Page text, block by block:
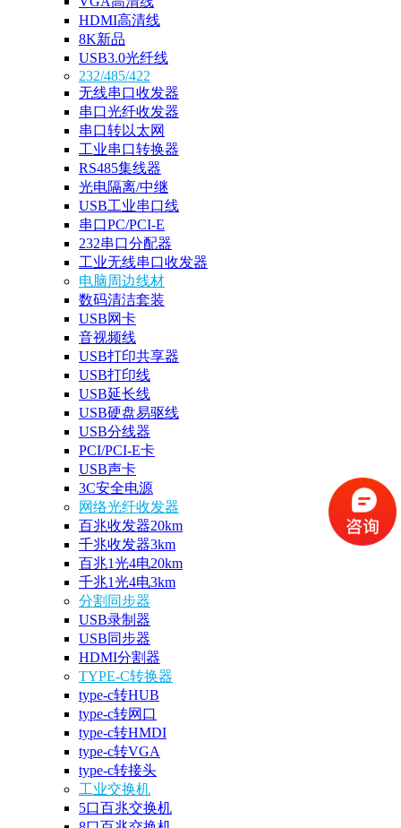
HDMI高清线
8K新品
USB3.0光纤线
232/485/422
无线串口收发器
串口光纤收发器
串口转以太网
工业串口转换器
RS485集线器
光电隔离/中继
USB工业串口线
串口PC/PCI-E
232串口分配器
工业无线串口收发器
电脑周边线材
数码清洁套装
USB网卡
音视频线
USB打印共享器
USB打印线
USB延长线
USB硬盘易驱线
USB分线器
PCI/PCI-E卡
USB声卡
3C安全电源
网络光纤收发器
百兆收发器20km
千兆收发器3km
百兆1光4电20km
千兆1光4电3km
分割同步器
USB录制器
USB同步器
HDMI分割器
TYPE-C转换器
type-c转HUB
type-c转网口
type-c转HMDI
type-c转VGA
type-c转接头
工业交换机
5口百兆交换机